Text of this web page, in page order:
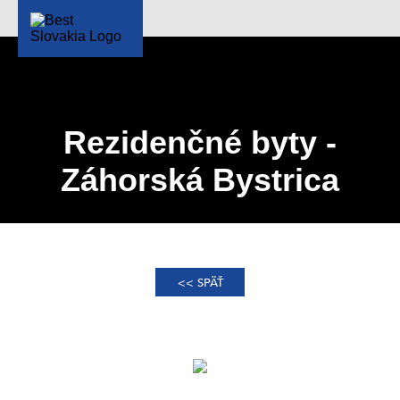
Rezidenčné byty -
Záhorská Bystrica
<< SPÄŤ